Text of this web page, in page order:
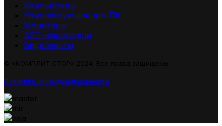
Компьютеры
Комплектующие для ПК
Мониторы
SSD-накопители
Видеокарты
Политика конфиденциальности